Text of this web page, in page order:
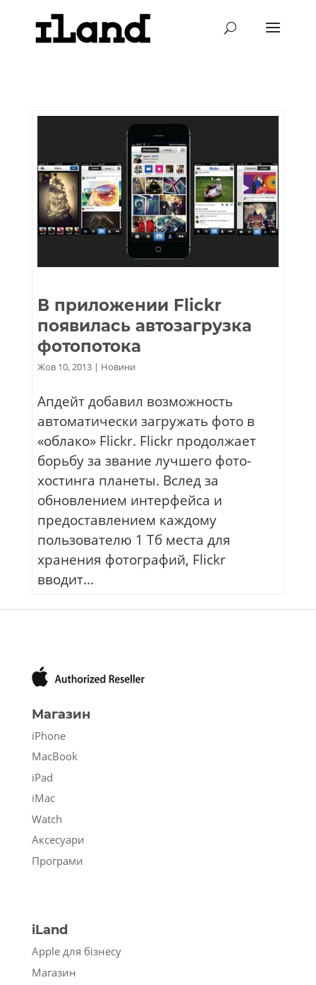
В приложении Flickr
появилась автозагрузка
фотопотока
Жов 10, 2013| Новини
Апдейт добавил возможность
автоматически загружать фото в
«облако» Flickr. Flickr продолжает
борьбу за звание лучшего фото-
хостинга планеты. Вслед за
обновлением интерфейса и
предоставлением каждому
пользователю 1 Тб места для
хранения фотографий, Flickr
вводит...
Магазин
iPhone
MacBook
iPad
iMac
Watch
Аксесуари
Програми
iLand
Apple для бізнесу
Магазин